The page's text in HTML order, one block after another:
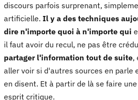
discours parfois surprenant,
artificielle. Il y a des techniques
dire n'importe quoi à n'importe qui
il faut avoir du recul, ne pas être
partager l'information tout de suite,
aller voir si d'autres sources en parle
en disent. Et à partir de là se faire
esprit critique.